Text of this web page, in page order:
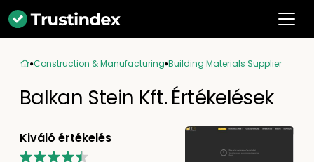
Construction & Manufacturing Building Materials Supplier
Balkan Stein Kft. Értékelések
Kiváló értékelés